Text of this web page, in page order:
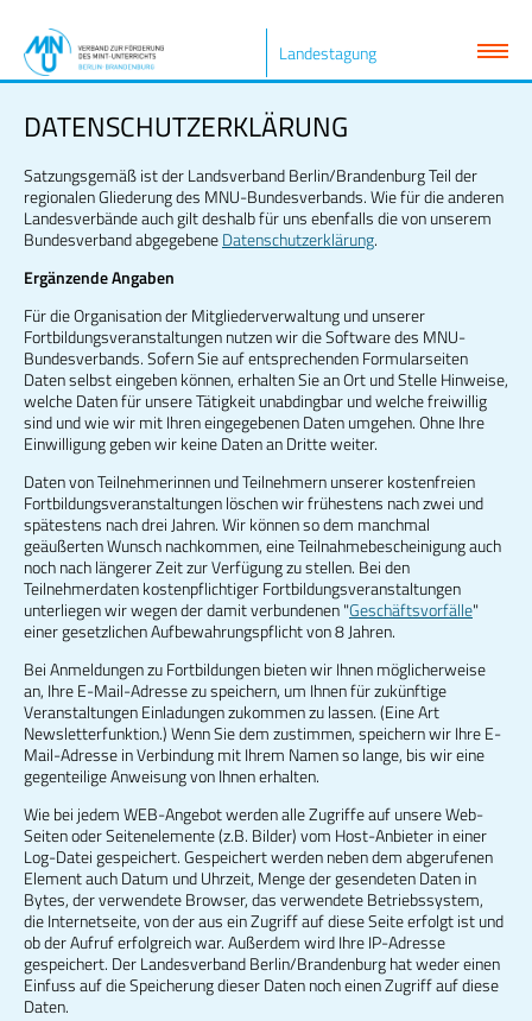
Landestagung
DATENSCHUTZERKLÄRUNG
Satzungsgemäß ist der Landsverband Berlin/Brandenburg Teil der
regionalen Gliederung des MNU-Bundesverbands. Wie für die anderen
Landesverbände auch gilt deshalb für uns ebenfalls die von unserem
Bundesverband abgegebeneDatenschutzerklärung.
Ergänzende Angaben
Für die Organisation der Mitgliederverwaltung und unserer
Fortbildungsveranstaltungen nutzen wir die Software des MNU-
Bundesverbands. Sofern Sie auf entsprechenden Formularseiten
Daten selbst eingeben können, erhalten Sie an Ort und Stelle Hinweise,
welche Daten für unsere Tätigkeit unabdingbar und welche freiwillig
sind und wie wir mit Ihren eingegebenen Daten umgehen. Ohne Ihre
Einwilligung geben wir keine Daten an Dritte weiter.
Daten von Teilnehmerinnen und Teilnehmern unserer kostenfreien
Fortbildungsveranstaltungen löschen wir frühestens nach zwei und
spätestens nach drei Jahren. Wir können so dem manchmal
geäußerten Wunsch nachkommen, eine Teilnahmebescheinigung auch
noch nach längerer Zeit zur Verfügung zu stellen. Bei den
Teilnehmerdaten kostenpflichtiger Fortbildungsveranstaltungen
unterliegen wir wegen der damit verbundenen "Geschäftsvorfälle"
einer gesetzlichen Aufbewahrungspflicht von 8 Jahren.
Bei Anmeldungen zu Fortbildungen bieten wir Ihnen möglicherweise
an, Ihre E-Mail-Adresse zu speichern, um Ihnen für zukünftige
Veranstaltungen Einladungen zukommen zu lassen. (Eine Art
Newsletterfunktion.) Wenn Sie dem zustimmen, speichern wir Ihre E-
Mail-Adresse in Verbindung mit Ihrem Namen so lange, bis wir eine
gegenteilige Anweisung von Ihnen erhalten.
Wie bei jedem WEB-Angebot werden alle Zugriffe auf unsere Web-
Seiten oder Seitenelemente (z.B. Bilder) vom Host-Anbieter in einer
Log-Datei gespeichert. Gespeichert werden neben dem abgerufenen
Element auch Datum und Uhrzeit, Menge der gesendeten Daten in
Bytes, der verwendete Browser, das verwendete Betriebssystem,
die Internetseite, von der aus ein Zugriff auf diese Seite erfolgt ist und
ob der Aufruf erfolgreich war. Außerdem wird Ihre IP-Adresse
gespeichert. Der Landesverband Berlin/Brandenburg hat weder einen
Einfuss auf die Speicherung dieser Daten noch einen Zugriff auf diese
Daten.